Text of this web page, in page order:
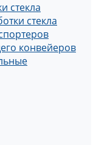
стекла
стекла
конвейеров